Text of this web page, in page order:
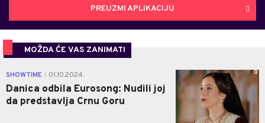
PREUZMI APLIKACIJU
MOŽDA ĆE VAS ZANIMATI
SHOWTIME 01.10.2024.
Danica odbila Eurosong: Nudili joj
da predstavlja Crnu Goru
0